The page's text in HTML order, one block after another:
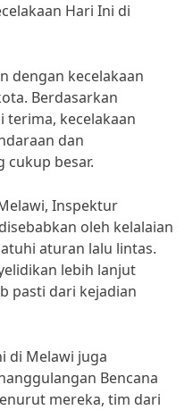
Hari Ini di
dengan kecelakaan
Berdasarkan
kecelakaan
dan
cukup besar.
Inspektur
oleh kelalaian
aturan lalu lintas.
lebih lanjut
pasti dari kejadian
di Melawi juga
Bencana
mereka, tim dari